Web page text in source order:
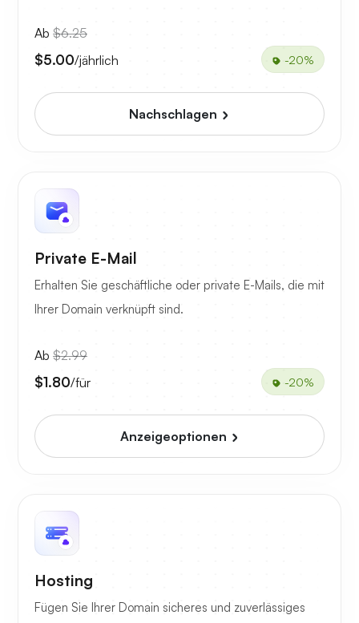
Ab $6.25
$5.00/jährlich -20%
Nachschlagen
Private E-Mail
Erhalten Sie geschäftliche oder private E-Mails, die mit
Ihrer Domain verknüpft sind.
Ab $2.99
$1.80/für -20%
Anzeigeoptionen
Hosting
Fügen Sie Ihrer Domain sicheres und zuverlässiges